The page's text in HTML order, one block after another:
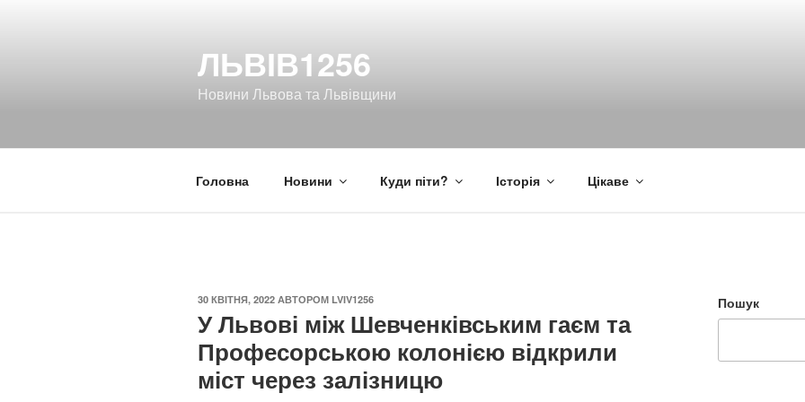
ЛЬВІВ1256
Новини Львова та Львівщини
Головна Новини Куди піти? Історія Цікаве
ОПУБЛІКОВАНО
30 КВІТНЯ, 2022 АВТОРОМ LVIV1256
У Львові між Шевченківським гаєм та
Професорською колонією відкрили
міст через залізницю
Пошук